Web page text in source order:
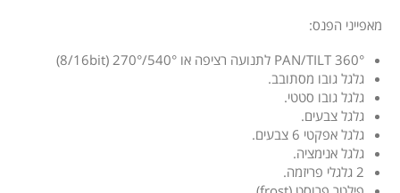
מאפייני הפנס:
PAN/TILT 360° לתנועה רציפה או 540°/270° (8/16bit)
גלגל גובו מסתובב.
גלגל גובו סטטי.
גלגל צבעים.
גלגל אפקטי 6 צבעים.
גלגל אנימציה.
2 גלגלי פריזמה.